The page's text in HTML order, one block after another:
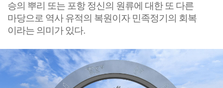
승의 뿌리 또는 포항 정신의 원류에 대한 또 다른
마당으로 역사 유적의 복원이자 민족정기의 회복
이라는 의미가 있다.